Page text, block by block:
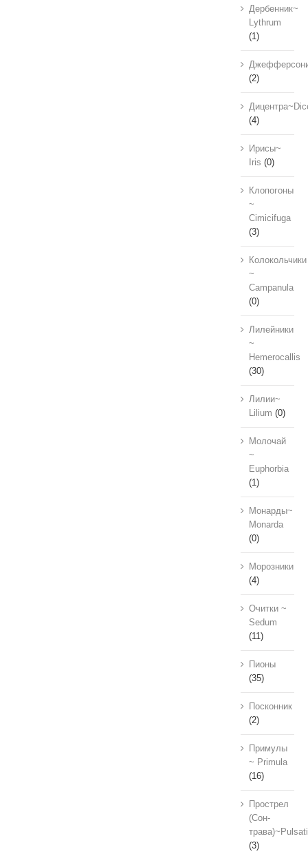
Дербенник~
Lythrum
(1)
(2)
(4)
Ирисы~
Iris (0)
Клопогоны
~
Cimicifuga
(3)
Колокольчики
~
Campanula
(0)
Лилейники
~
Hemerocallis
(30)
Лилии~
Lilium (0)
Молочай
~
Euphorbia
(1)
Монарды~
Monarda
(0)
Морозники
(4)
Очитки ~
Sedum
(11)
Пионы
(35)
Посконник
(2)
Примулы
~ Primula
(16)
Прострел
(Сон-
(3)